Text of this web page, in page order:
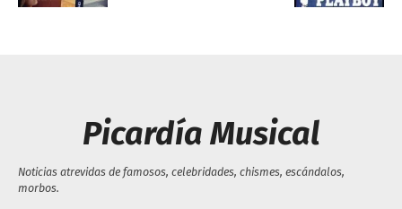
Picardía Musical
Noticias atrevidas de famosos, celebridades, chismes, escándalos,
morbos.